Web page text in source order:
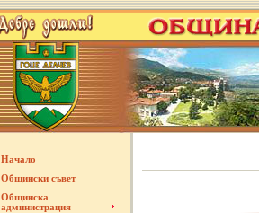
Начало
Общински съвет
Общинска
администрация